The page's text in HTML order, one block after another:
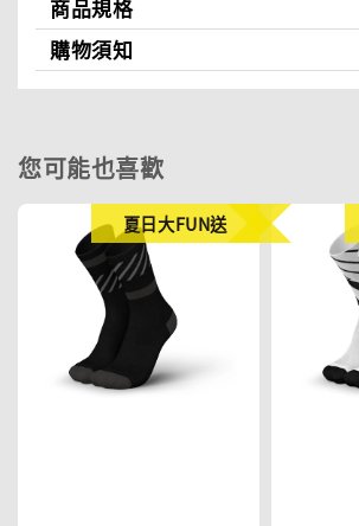
商品規格
購物須知
您可能也喜歡
夏日大FUN送